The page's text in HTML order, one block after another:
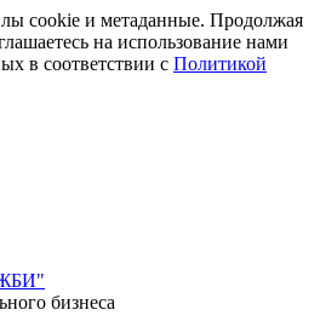
cookie и метаданные. Продолжая
на использование нами
в соответствии с Политикой
бизнеса